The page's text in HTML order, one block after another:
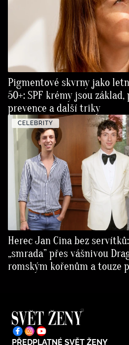
Pigmentové skvrny jako
50+: SPF krémy jsou základ,
prevence a další triky
CELEBRITY
Herec Jan Cina bez
„smrada” přes vášnivou
romským kořenům a touze
PŘEDPLATNÉ SVĚT ŽENY